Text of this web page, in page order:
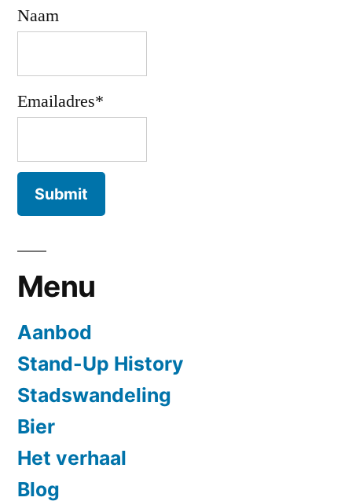
Naam
Emailadres*
Menu
Aanbod
Stand-Up History
Stadswandeling
Bier
Het verhaal
Blog